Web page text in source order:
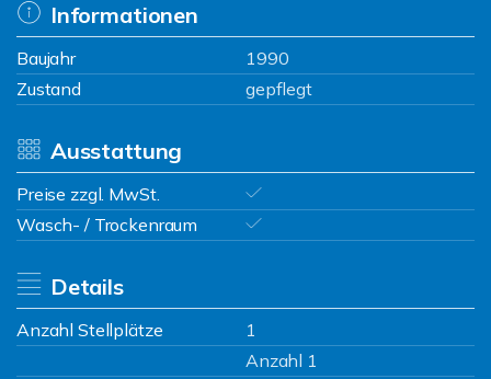
Informationen
Baujahr
1990
Zustand
gepflegt
Ausstattung
Preise zzgl. MwSt.
Wasch- / Trockenraum
Details
Anzahl Stellplätze
1
Anzahl 1